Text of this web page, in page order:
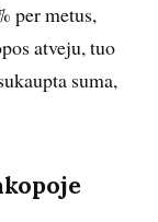
per metus,
atveju, tuo
suma,